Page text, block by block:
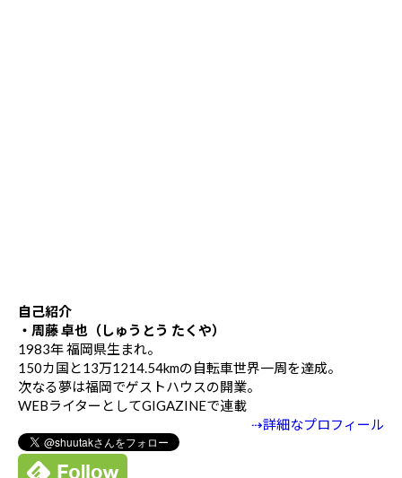
自己紹介
・周藤 卓也（しゅうとう たくや）
1983年 福岡県生まれ。
150カ国と13万1214.54kmの自転車世界一周を達成。
次なる夢は福岡でゲストハウスの開業。
WEBライターとしてGIGAZINEで連載
⇢詳細なプロフィール